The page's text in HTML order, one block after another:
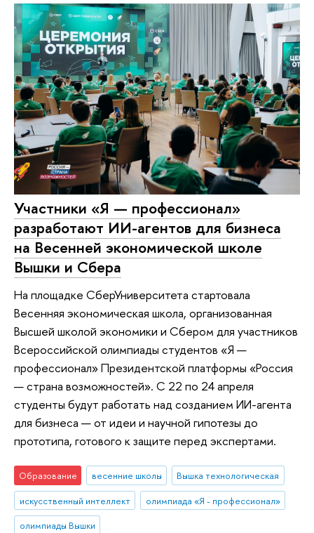
Участники «Я — профессионал»
разработают ИИ-агентов для бизнеса
на Весенней экономической школе
Вышки и Сбера
На площадке СберУниверситета стартовала
Весенняя экономическая школа, организованная
Высшей школой экономики и Сбером для участников
Всероссийской олимпиады студентов «Я —
профессионал» Президентской платформы «Россия
— страна возможностей». С 22 по 24 апреля
студенты будут работать над созданием ИИ-агента
для бизнеса — от идеи и научной гипотезы до
прототипа, готового к защите перед экспертами.
Образование весенние школы
Вышка технологическая
искусственный интеллект
олимпиада «Я - профессионал»
олимпиады Вышки